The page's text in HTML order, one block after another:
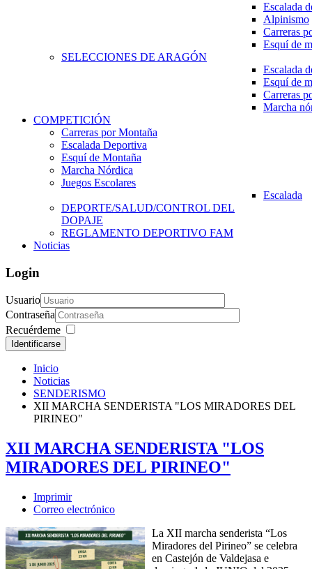
Escalada
Alpinismo
Carreras
Esquí de
SELECCIONES DE ARAGÓN
Escalada
Esquí de
Carreras
Marcha
COMPETICIÓN
Carreras por Montaña
Escalada Deportiva
Esquí de Montaña
Marcha Nórdica
Juegos Escolares
Escalada
DEPORTE/SALUD/CONTROL DEL
DOPAJE
REGLAMENTO DEPORTIVO FAM
Noticias
Login
Usuario
Contraseña
Recuérdeme
Identificarse
Inicio
Noticias
SENDERISMO
XII MARCHA SENDERISTA "LOS MIRADORES DEL
PIRINEO"
XII MARCHA SENDERISTA "LOS
MIRADORES DEL PIRINEO"
Imprimir
Correo electrónico
La XII marcha senderista “Los
Miradores del Pirineo” se celebra
en Castejón de Valdejasa e